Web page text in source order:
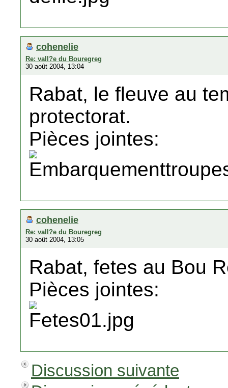
cohenelie
Re: vall?e du Bouregreg
30 août 2004, 13:04
Rabat, le fleuve au
protectorat.
Pièces jointes:
cohenelie
Re: vall?e du Bouregreg
30 août 2004, 13:05
Rabat, fetes au Bou
Pièces jointes:
Discussion suivante